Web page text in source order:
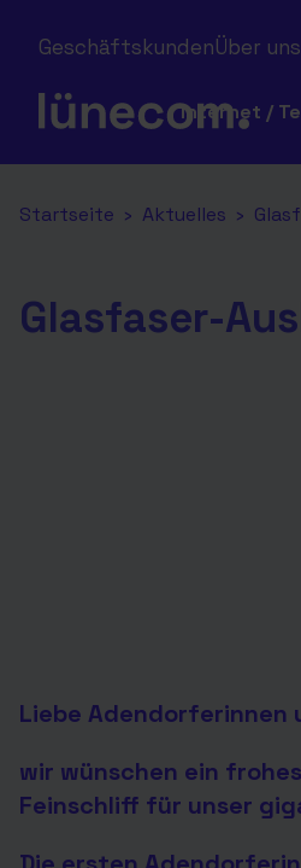
GeschäftskundenÜber uns
Internet /
Startseite › Aktuelles ›
Glasfaser-
Liebe Adendorferinnen
wir wünschen ein
Feinschliff für unser